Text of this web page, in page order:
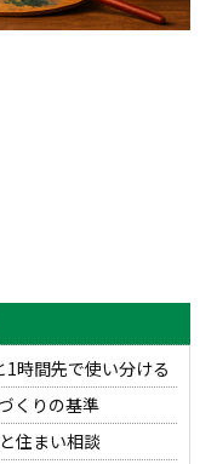
時間先で使い分ける
くりの基準
住まい相談